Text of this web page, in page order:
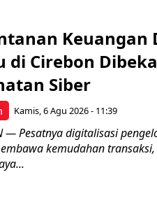
Keuangan
di Cirebon
Siber
Kamis, 6 Agu 2026 - 11:39
— Pesatnya digitalisasi
kemudahan